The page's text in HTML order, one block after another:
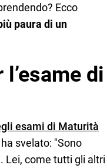
Ecco
paura di un
di
esami di Maturità
svelato: "Sono
Lei, come tutti gli altri